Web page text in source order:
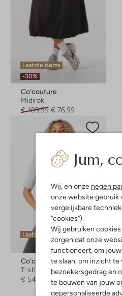
Jum,
Wij, en onze negen
onze website gebruik
vergelijkbare
"cookies").
Wij gebruiken
zorgen dat onze
functioneert, om
te slaan, om inzicht te
bezoekersgedrag en
te bouwen van jouw
gepersonaliseerde
Laatste items
-30%
Co'couture
Midirok
€ 109,99 € 76,99
Laatste items
Co'couture
T-shirt
€ 54,99